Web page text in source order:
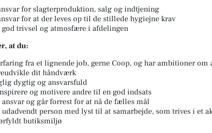
for slagterproduktion, salg og indtjening
for at der leves op til de stillede hygiejne krav
god trivsel og atmosfære i afdelingen
at du:
fra et lignende job, gerne Coop, og har ambitioner om
dit håndværk
dygtig og ansvarsfuld
og motivere andre til en god indsats
ansvar og går forrest for at nå de fælles mål
udadvendt person med lyst til at samarbejde, som trives i et
butiksmiljø